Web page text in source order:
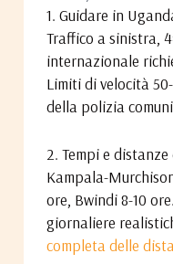
1. Guidare in
Traffico a sinistra,
internazionale
Limiti di velocità
della polizia
2. Tempi e
Kampala-
ore, Bwindi 8-10
giornaliere
completa delle